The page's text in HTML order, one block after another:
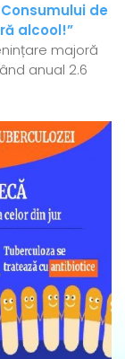
de
alcool!”
majoră
anual 2.6